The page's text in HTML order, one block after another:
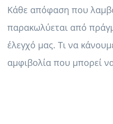
Κάθε απόφαση που
παρακωλύεται από
έλεγχό μας. Τι να
αμφιβολία που μπορεί